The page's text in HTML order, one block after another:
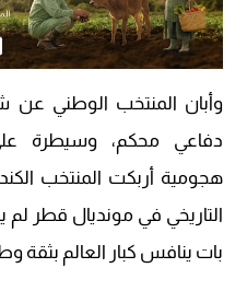
وأبان المنتخب الوطني
دفاعي محكم، وسيطرة
هجومية أربكت المنتخب
التاريخي في مونديال قطر
بات ينافس كبار العالم بثقة